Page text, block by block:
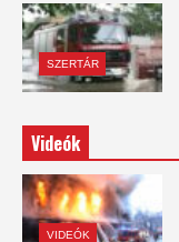
SZERTÁR
Videók
VIDEÓK